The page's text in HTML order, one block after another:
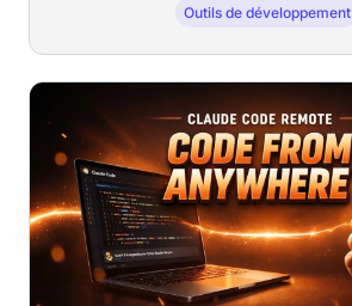
Outils de développement